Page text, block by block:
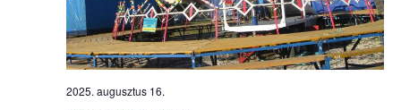
2025. augusztus 16.